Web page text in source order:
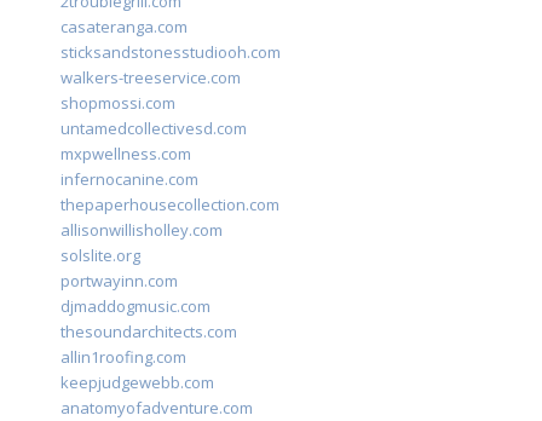
casateranga.com
sticksandstonesstudiooh.com
walkers-treeservice.com
shopmossi.com
untamedcollectivesd.com
mxpwellness.com
infernocanine.com
thepaperhousecollection.com
allisonwillisholley.com
solslite.org
portwayinn.com
djmaddogmusic.com
thesoundarchitects.com
allin1roofing.com
keepjudgewebb.com
anatomyofadventure.com